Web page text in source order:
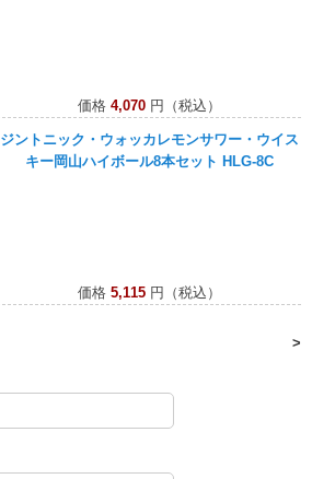
価格 4,070円（税込）
ジントニック・ウォッカレモンサワー・ウイス
キー岡山ハイボール8本セット HLG-8C
価格 5,115円（税込）